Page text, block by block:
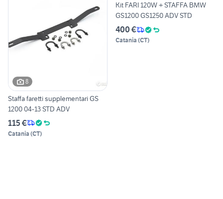
8
Staffa faretti supplementari GS
1200 04-13 STD ADV
115 €
Catania (CT)
Kit FARI 120W + STAFFA BMW
GS1200 GS1250 ADV STD
400 €
Catania (CT)